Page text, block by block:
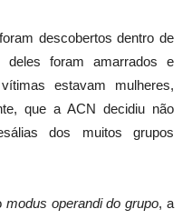
descobertos dentro de
deles foram amarrados e
estavam mulheres,
que a ACN decidiu não
dos muitos grupos
modus operandi do grupo, a